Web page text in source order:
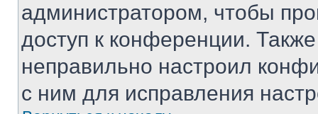
администратором, чтобы
доступ к конференции.
неправильно настроил
с ним для исправления